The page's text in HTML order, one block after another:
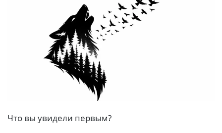
Что вы увидели первым?